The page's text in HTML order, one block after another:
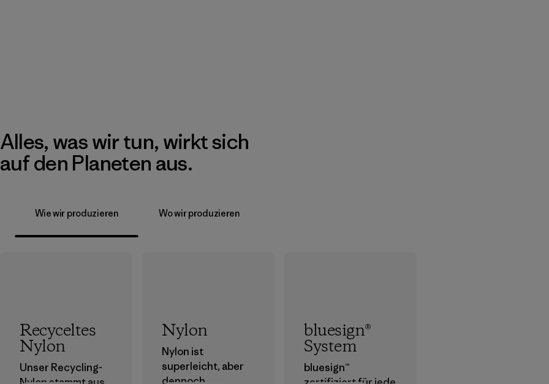
Alles, was wir tun, wirkt sich
auf den Planeten aus.
Wie wir produzieren Wo wir produzieren
Recyceltes
Nylon
Unser Recycling-
Nylon
Nylon ist
superleicht, aber
dennoch
bluesign®
System
bluesign™